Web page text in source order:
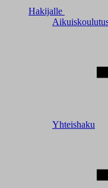
Hakijalle
Yhteishaku